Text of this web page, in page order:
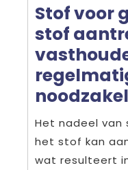
Stof voor
stof
Het nadeel van
het stof kan
wat resulteert